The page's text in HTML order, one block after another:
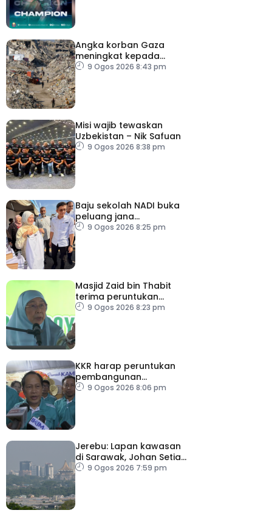
Angka korban Gaza
meningkat kepada
73,386 orang
9 Ogos 2026 8:43 pm
Misi wajib tewaskan
Uzbekistan – Nik Safuan
9 Ogos 2026 8:38 pm
Baju sekolah NADI buka
peluang jana
pendapatan, bantu
9 Ogos 2026 8:25 pm
Masjid Zaid bin Thabit
terima peruntukan
RM100,000
9 Ogos 2026 8:23 pm
KKR harap peruntukan
pembangunan
ditingkatkan
9 Ogos 2026 8:06 pm
Jerebu: Lapan kawasan
di Sarawak, Johan Setia
di Selangor catat IPU
9 Ogos 2026 7:59 pm